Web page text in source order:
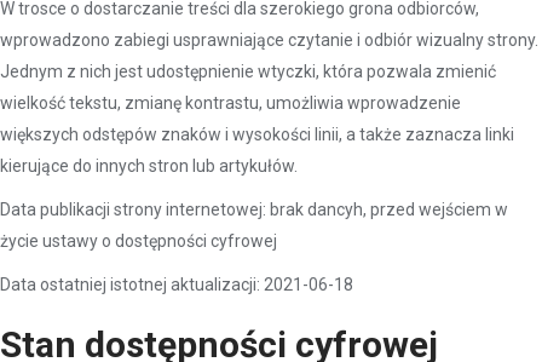
W trosce o dostarczanie treści dla szerokiego grona odbiorców,
wprowadzono zabiegi usprawniające czytanie i odbiór wizualny strony.
Jednym z nich jest udostępnienie wtyczki, która pozwala zmienić
wielkość tekstu, zmianę kontrastu, umożliwia wprowadzenie
większych odstępów znaków i wysokości linii, a także zaznacza linki
kierujące do innych stron lub artykułów.
Data publikacji strony internetowej: brak dancyh, przed wejściem w
życie ustawy o dostępności cyfrowej
Data ostatniej istotnej aktualizacji: 2021-06-18
Stan dostępności cyfrowej